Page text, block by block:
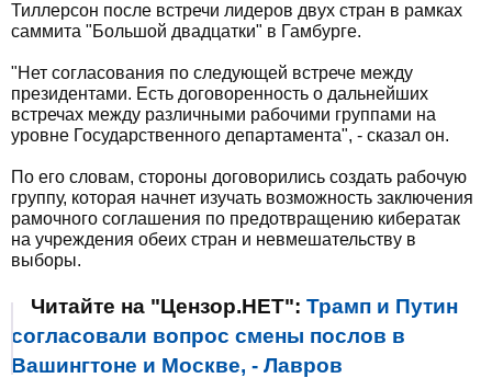
Тиллерсон после встречи лидеров двух стран в рамках
саммита "Большой двадцатки" в Гамбурге.
"Нет согласования по следующей встрече между
президентами. Есть договоренность о дальнейших
встречах между различными рабочими группами на
уровне Государственного департамента", - сказал он.
По его словам, стороны договорились создать рабочую
группу, которая начнет изучать возможность заключения
рамочного соглашения по предотвращению кибератак
на учреждения обеих стран и невмешательству в
выборы.
Читайте на "Цензор.НЕТ": Трамп и Путин
согласовали вопрос смены послов в
Вашингтоне и Москве, - Лавров